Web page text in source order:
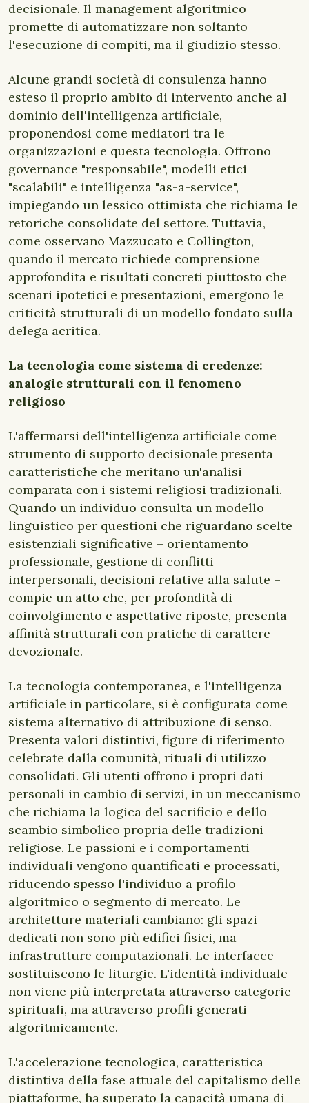
decisionale. Il management algoritmico
promette di automatizzare non soltanto
l'esecuzione di compiti, ma il giudizio stesso.
Alcune grandi società di consulenza hanno
esteso il proprio ambito di intervento anche al
dominio dell'intelligenza artificiale,
proponendosi come mediatori tra le
organizzazioni e questa tecnologia. Offrono
governance "responsabile", modelli etici
"scalabili" e intelligenza "as-a-service",
impiegando un lessico ottimista che richiama le
retoriche consolidate del settore. Tuttavia,
come osservano Mazzucato e Collington,
quando il mercato richiede comprensione
approfondita e risultati concreti piuttosto che
scenari ipotetici e presentazioni, emergono le
criticità strutturali di un modello fondato sulla
delega acritica.
La tecnologia come sistema di credenze:
analogie strutturali con il fenomeno
religioso
L'affermarsi dell'intelligenza artificiale come
strumento di supporto decisionale presenta
caratteristiche che meritano un'analisi
comparata con i sistemi religiosi tradizionali.
Quando un individuo consulta un modello
linguistico per questioni che riguardano scelte
esistenziali significative – orientamento
professionale, gestione di conflitti
interpersonali, decisioni relative alla salute –
compie un atto che, per profondità di
coinvolgimento e aspettative riposte, presenta
affinità strutturali con pratiche di carattere
devozionale.
La tecnologia contemporanea, e l'intelligenza
artificiale in particolare, si è configurata come
sistema alternativo di attribuzione di senso.
Presenta valori distintivi, figure di riferimento
celebrate dalla comunità, rituali di utilizzo
consolidati. Gli utenti offrono i propri dati
personali in cambio di servizi, in un meccanismo
che richiama la logica del sacrificio e dello
scambio simbolico propria delle tradizioni
religiose. Le passioni e i comportamenti
individuali vengono quantificati e processati,
riducendo spesso l'individuo a profilo
algoritmico o segmento di mercato. Le
architetture materiali cambiano: gli spazi
dedicati non sono più edifici fisici, ma
infrastrutture computazionali. Le interfacce
sostituiscono le liturgie. L'identità individuale
non viene più interpretata attraverso categorie
spirituali, ma attraverso profili generati
algoritmicamente.
L'accelerazione tecnologica, caratteristica
distintiva della fase attuale del capitalismo delle
piattaforme, ha superato la capacità umana di